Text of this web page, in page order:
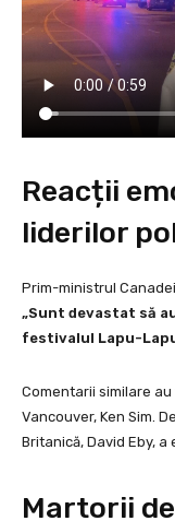
Reacții
liderilor
Prim-ministrul
„Sunt devastat să
festivalul Lapu-
Comentarii similare
Vancouver, Ken Sim.
Britanică, David Eby, a
Martorii